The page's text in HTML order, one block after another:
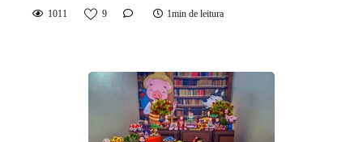
1011 9 1min de leitura